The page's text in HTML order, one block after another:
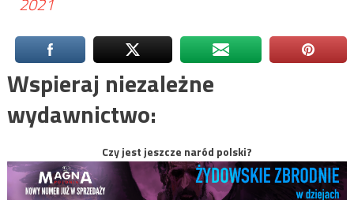
Wspieraj niezależne
wydawnictwo:
Czy jest jeszcze naród polski?